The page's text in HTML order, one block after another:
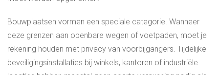
Bouwplaatsen vormen een speciale categorie. Wanneer
deze grenzen aan openbare wegen of voetpaden, moet je
rekening houden met privacy van voorbijgangers. Tijdelijke
beveiligingsinstallaties bij winkels, kantoren of industriële